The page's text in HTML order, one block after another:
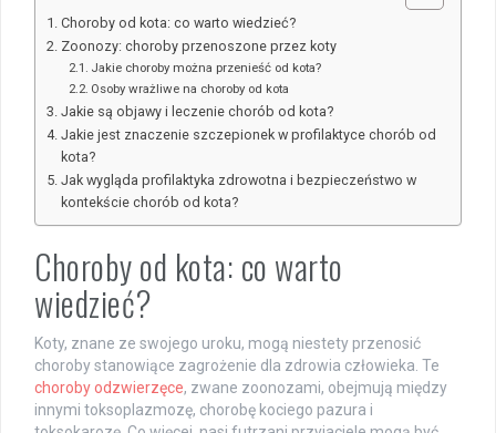
Choroby od kota: co warto wiedzieć?
Zoonozy: choroby przenoszone przez koty
Jakie choroby można przenieść od kota?
Osoby wrażliwe na choroby od kota
Jakie są objawy i leczenie chorób od kota?
Jakie jest znaczenie szczepionek w profilaktyce chorób od
kota?
Jak wygląda profilaktyka zdrowotna i bezpieczeństwo w
kontekście chorób od kota?
Choroby od kota: co warto
wiedzieć?
Koty, znane ze swojego uroku, mogą niestety przenosić
choroby stanowiące zagrożenie dla zdrowia człowieka. Te
choroby odzwierzęce, zwane zoonozami, obejmują między
innymi toksoplazmozę, chorobę kociego pazura i